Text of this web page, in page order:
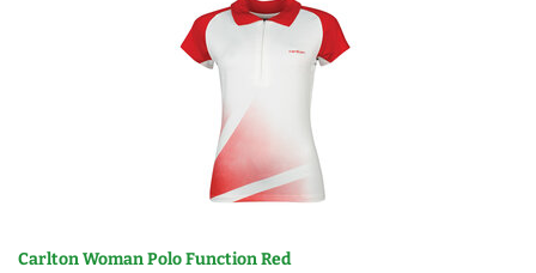
Carlton Woman Polo Function Red